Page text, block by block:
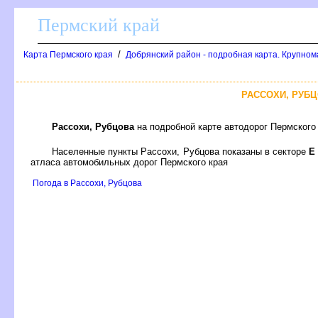
Пермский край
Карта Пермского края / Добрянский район - подробная карта.
РАССОХИ,
Рассохи, Рубцова на подробной карте автодорог
Населенные пункты Рассохи, Рубцова показаны в сектореЕ
атласа автомобильных дорог Пермского края
Погода в Рассохи, Рубцова